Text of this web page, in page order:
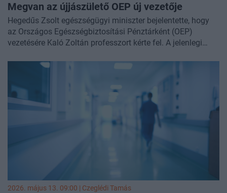
Megvan az újjászülető OEP új vezetője
Hegedűs Zsolt egészségügyi miniszter bejelentette, hogy
az Országos Egészségbiztosítási Pénztárként (OEP)
vezetésére Kaló Zoltán professzort kérte fel. A jelenlegi
intézmény valódi biztosítói és szolgáltatásvásárlói
szerepet tölt be a korábbi kifizetőhelyi funkció helyett. A
tárcavezető által megosztott fénykép másik érdekessége,
hogy rajta van Kiss Zsolt korábbi NEAK-főigazgató.
2026. május 13. 09:00 | Czeglédi Tamás